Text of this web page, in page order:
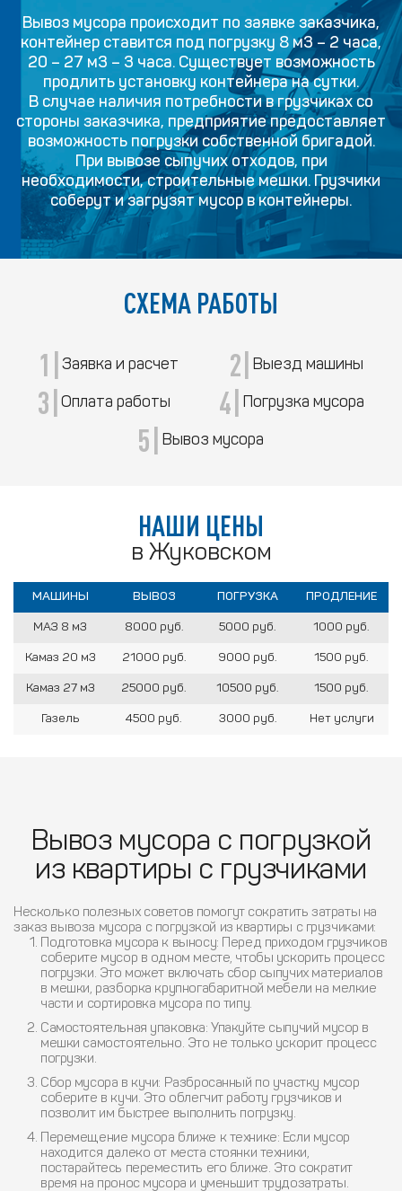
Вывоз мусора происходит по заявке заказчика,
контейнер ставится под погрузку 8 м3 – 2 часа,
20 – 27 м3 – 3 часа. Существует возможность
продлить установку контейнера на сутки.
В случае наличия потребности в грузчиках со
стороны заказчика, предприятие предоставляет
возможность погрузки собственной бригадой.
При вывозе сыпучих отходов, при
необходимости, строительные мешки. Грузчики
соберут и загрузят мусор в контейнеры.
СХЕМА РАБОТЫ
1| Заявка и расчет 2| Выезд машины
3| Оплата работы 4| Погрузка мусора
5| Вывоз мусора
НАШИ ЦЕНЫ
в Жуковском
МАШИНЫ ВЫВОЗ ПОГРУЗКА ПРОДЛЕНИЕ
МАЗ 8 м3 8000 руб. 5000 руб. 1000 руб.
Камаз 20 м3 21000 руб. 9000 руб. 1500 руб.
Камаз 27 м3 25000 руб. 10500 руб. 1500 руб.
Газель 4500 руб. 3000 руб. Нет услуги
Вывоз мусора с погрузкой
из квартиры с грузчиками
Несколько полезных советов помогут сократить затраты на
заказ вывоза мусора с погрузкой из квартиры с грузчиками:
Подготовка мусора к выносу: Перед приходом грузчиков
соберите мусор в одном месте, чтобы ускорить процесс
погрузки. Это может включать сбор сыпучих материалов
в мешки, разборка крупногабаритной мебели на мелкие
части и сортировка мусора по типу.
Самостоятельная упаковка: Упакуйте сыпучий мусор в
мешки самостоятельно. Это не только ускорит процесс
погрузки.
Сбор мусора в кучи: Разбросанный по участку мусор
соберите в кучи. Это облегчит работу грузчиков и
позволит им быстрее выполнить погрузку.
Перемещение мусора ближе к технике: Если мусор
находится далеко от места стоянки техники,
постарайтесь переместить его ближе. Это сократит
время на пронос мусора и уменьшит трудозатраты.